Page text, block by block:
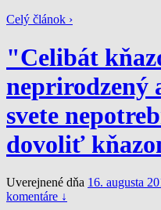
Celý článok ›
"Celibát
neprirodzený
svete
dovoliť
Uverejnené dňa 16. augusta
komentáre ↓